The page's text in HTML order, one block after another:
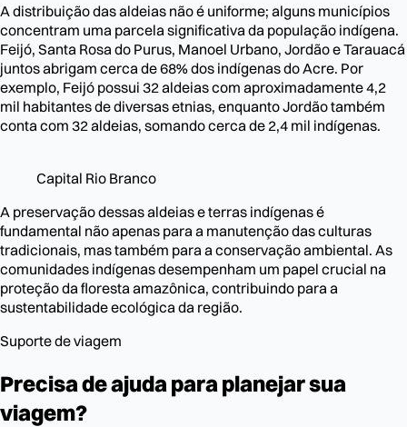
A distribuição das aldeias não é uniforme; alguns municípios
concentram uma parcela significativa da população indígena.
Feijó, Santa Rosa do Purus, Manoel Urbano, Jordão e Tarauacá
juntos abrigam cerca de 68% dos indígenas do Acre. Por
exemplo, Feijó possui 32 aldeias com aproximadamente 4,2
mil habitantes de diversas etnias, enquanto Jordão também
conta com 32 aldeias, somando cerca de 2,4 mil indígenas.
Capital Rio Branco
A preservação dessas aldeias e terras indígenas é
fundamental não apenas para a manutenção das culturas
tradicionais, mas também para a conservação ambiental. As
comunidades indígenas desempenham um papel crucial na
proteção da floresta amazônica, contribuindo para a
sustentabilidade ecológica da região.
Suporte de viagem
Precisa de ajuda para planejar sua
viagem?